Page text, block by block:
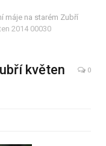
máje na starém Zubří
2014 00030
květen
0